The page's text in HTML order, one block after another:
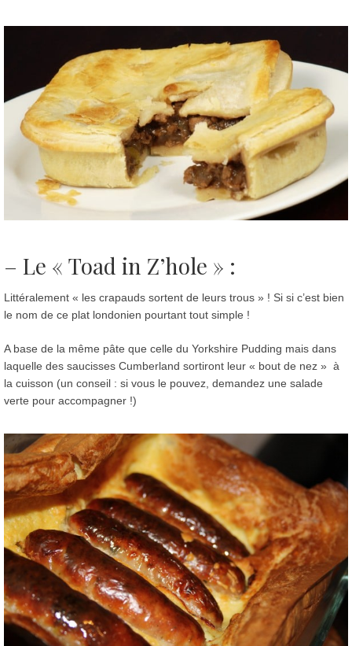
– Le « Toad in Z’hole » :
Littéralement « les crapauds sortent de leurs trous » ! Si si c’est bien
le nom de ce plat londonien pourtant tout simple !
A base de la même pâte que celle du Yorkshire Pudding mais dans
laquelle des saucisses Cumberland sortiront leur « bout de nez » à
la cuisson (un conseil : si vous le pouvez, demandez une salade
verte pour accompagner !)